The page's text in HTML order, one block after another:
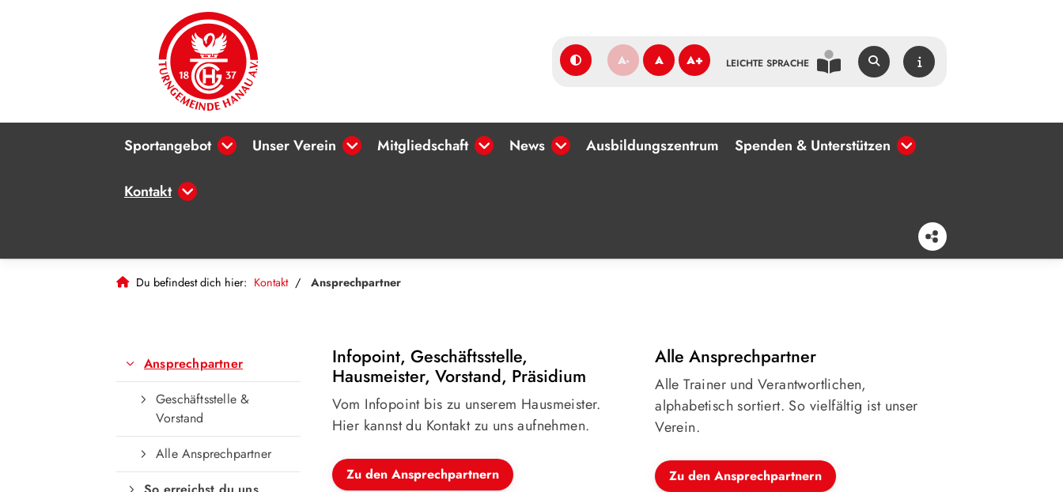
A- A A+ LEICHTE SPRACHE
Sportangebot Unser Verein Mitgliedschaft News Ausbildungszentrum Spenden & Unterstützen
Kontakt
Du befindest dich hier: Kontakt Ansprechpartner
Infopoint, Geschäftsstelle,
Hausmeister, Vorstand, Präsidium
Vom Infopoint bis zu unserem Hausmeister.
Hier kannst du Kontakt zu uns aufnehmen.
Zu den Ansprechpartnern
Alle Ansprechpartner
Alle Trainer und Verantwortlichen,
alphabetisch sortiert. So vielfältig ist unser
Verein.
Zu den Ansprechpartnern
Ansprechpartner
Geschäftsstelle &
Vorstand
Alle Ansprechpartner